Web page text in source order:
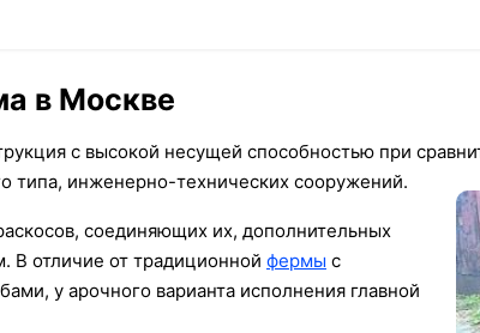
в Москве
с высокой несущей способностью при
типа, инженерно-технических сооружений.
соединяющих их, дополнительных
В отличие от традиционной фермы с
у арочного варианта исполнения главной